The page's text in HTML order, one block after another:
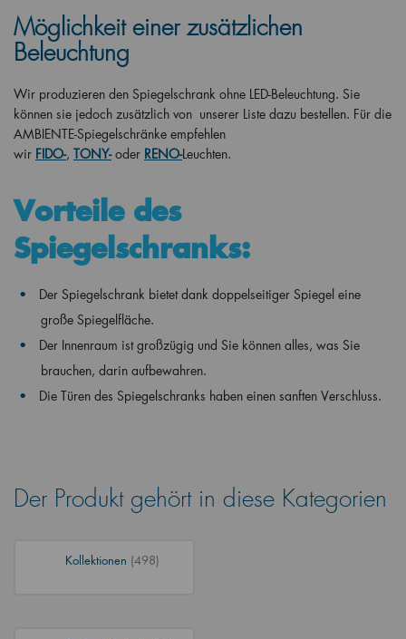
Möglichkeit einer zusätzlichen
Beleuchtung
Wir produzieren den Spiegelschrank ohne LED-Beleuchtung. Sie
können sie jedoch zusätzlich von unserer Liste dazu bestellen. Für die
AMBIENTE-Spiegelschränke empfehlen
wir FIDO-, TONY-oder RENO-Leuchten.
Vorteile des
Spiegelschranks:
Der Spiegelschrank bietet dank doppelseitiger Spiegel eine
große Spiegelfläche.
Der Innenraum ist großzügig und Sie können alles, was Sie
brauchen, darin aufbewahren.
Die Türen des Spiegelschranks haben einen sanften Verschluss.
Der Produkt gehört in diese Kategorien
Kollektionen (498)